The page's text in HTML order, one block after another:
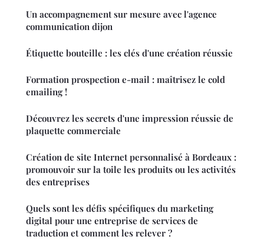
Un accompagnement sur mesure avec l'agence
communication dijon
Étiquette bouteille : les clés d'une création réussie
Formation prospection e-mail : maîtrisez le cold
emailing !
Découvrez les secrets d'une impression réussie de
plaquette commerciale
Création de site Internet personnalisé à Bordeaux :
promouvoir sur la toile les produits ou les activités
des entreprises
Quels sont les défis spécifiques du marketing
digital pour une entreprise de services de
traduction et comment les relever ?